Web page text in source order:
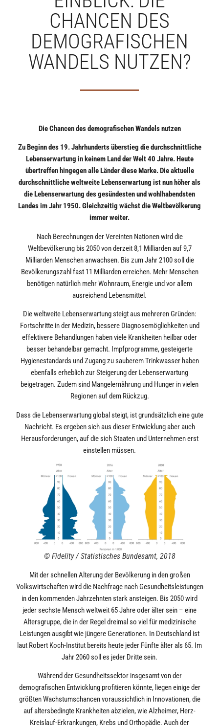
CHANCEN DES
DEMOGRAFISCHEN
WANDELS NUTZEN?
Die Chancen des demografischen Wandels nutzen
Zu Beginn des 19. Jahrhunderts überstieg die durchschnittliche
Lebenserwartung in keinem Land der Welt 40 Jahre. Heute
übertreffen hingegen alle Länder diese Marke. Die aktuelle
durchschnittliche weltweite Lebenserwartung ist nun höher als
die Lebenserwartung des gesündesten und wohlhabendsten
Landes im Jahr 1950. Gleichzeitig wächst die Weltbevölkerung
immer weiter.
Nach Berechnungen der Vereinten Nationen wird die
Weltbevölkerung bis 2050 von derzeit 8,1 Milliarden auf 9,7
Milliarden Menschen anwachsen. Bis zum Jahr 2100 soll die
Bevölkerungszahl fast 11 Milliarden erreichen. Mehr Menschen
benötigen natürlich mehr Wohnraum, Energie und vor allem
ausreichend Lebensmittel.
Die weltweite Lebenserwartung steigt aus mehreren Gründen:
Fortschritte in der Medizin, bessere Diagnosemöglichkeiten und
effektivere Behandlungen haben viele Krankheiten heilbar oder
besser behandelbar gemacht. Impfprogramme, gesteigerte
Hygienestandards und Zugang zu sauberem Trinkwasser haben
ebenfalls erheblich zur Steigerung der Lebenserwartung
beigetragen. Zudem sind Mangelernährung und Hunger in vielen
Regionen auf dem Rückzug.
Dass die Lebenserwartung global steigt, ist grundsätzlich eine gute
Nachricht. Es ergeben sich aus dieser Entwicklung aber auch
Herausforderungen, auf die sich Staaten und Unternehmen erst
einstellen müssen.
© Fidelity / Statistisches Bundesamt, 2018
Mit der schnellen Alterung der Bevölkerung in den großen
Volkswirtschaften wird die Nachfrage nach Gesundheitsleistungen
in den kommenden Jahrzehnten stark ansteigen. Bis 2050 wird
jeder sechste Mensch weltweit 65 Jahre oder älter sein – eine
Altersgruppe, die in der Regel dreimal so viel für medizinische
Leistungen ausgibt wie jüngere Generationen. In Deutschland ist
laut Robert Koch-Institut bereits heute jeder Fünfte älter als 65. Im
Jahr 2060 soll es jeder Dritte sein.
Während der Gesundheitssektor insgesamt von der
demografischen Entwicklung profitieren könnte, liegen einige der
größten Wachstumschancen voraussichtlich in Innovationen, die
auf altersbedingte Krankheiten abzielen, wie Alzheimer, Herz-
Kreislauf-Erkrankungen, Krebs und Orthopädie. Auch der